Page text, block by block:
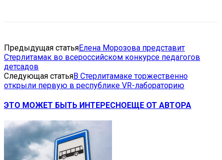
Предыдущая статьяЕлена Морозова представит
Стерлитамак во всероссийском конкурсе педагогов
детсадов
Следующая статьяВ Стерлитамаке торжественно
открыли первую в республике VR-лабораторию
ЭТО МОЖЕТ БЫТЬ ИНТЕРЕСНОЕЩЕ ОТ АВТОРА